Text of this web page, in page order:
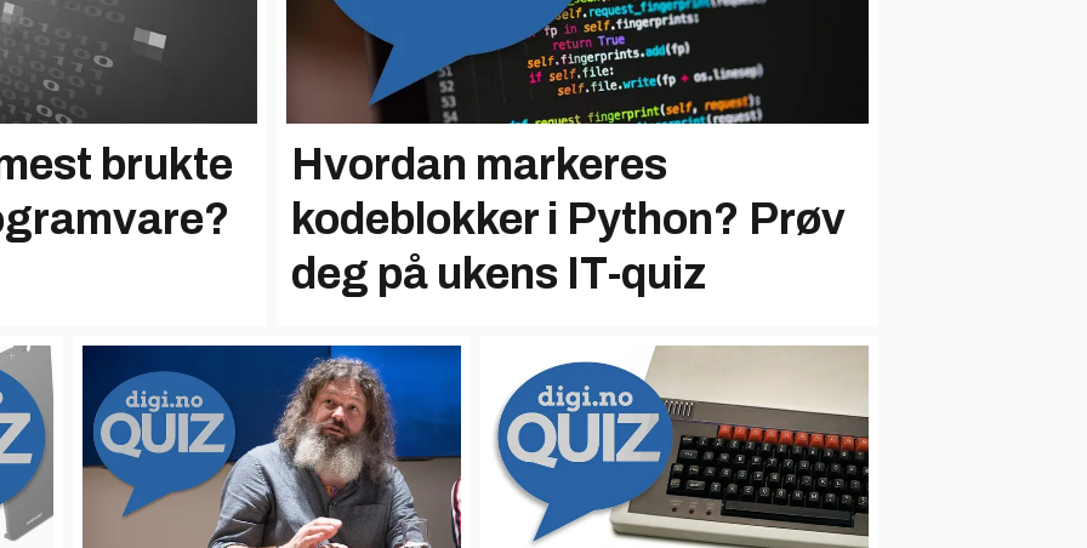
brukte
Hvordan markeres
kodeblokker i Python? Prøv
deg på ukens IT-quiz